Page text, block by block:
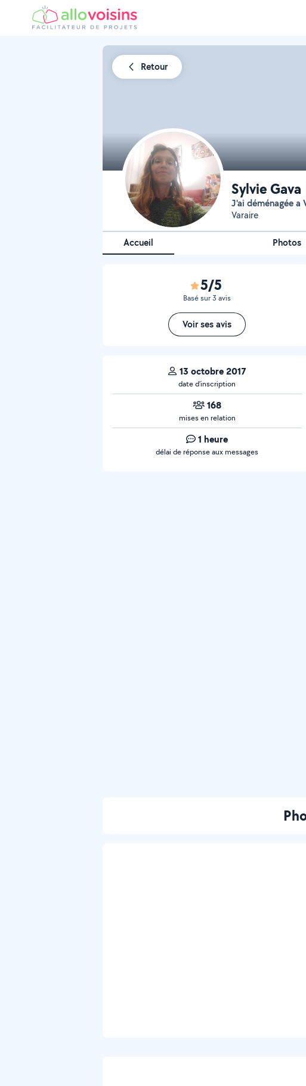
Retour
Sylvie Gava
j'ai déménagée a
Varaire
Accueil Photos
5/5
Basé sur 3 avis
Voir ses avis
13 octobre 2017
date d’inscription
168
mises en relation
1 heure
délai de réponse aux messages